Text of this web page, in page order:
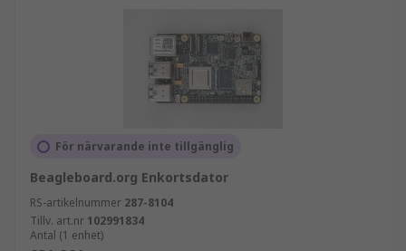
För närvarande inte tillgänglig
Beagleboard.org Enkortsdator
RS-artikelnummer 287-8104
Tillv. art.nr 102991834
Antal (1 enhet)